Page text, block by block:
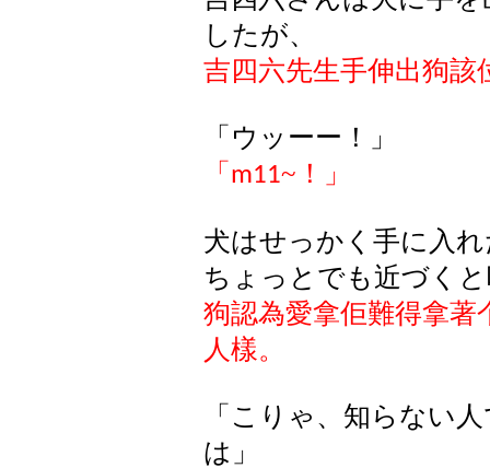
したが、
吉四六先生手伸出狗該
「ウッーー！」
「 m11~ ！」
犬はせっかく手に入
ちょっとでも近づく
狗認為愛拿佢難得拿著
人樣。
「こりゃ、知らない
は」